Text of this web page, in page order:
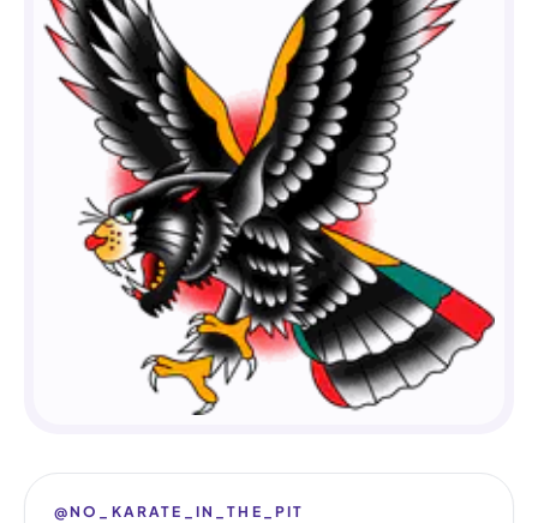
@NO_KARATE_IN_THE_PIT